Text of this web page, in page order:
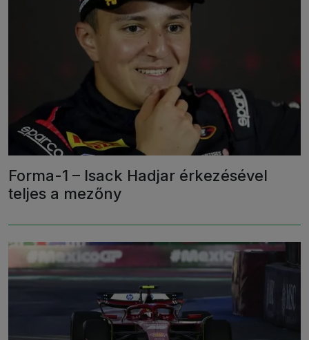
Forma-1 – Isack Hadjar érkezésével
teljes a mezőny